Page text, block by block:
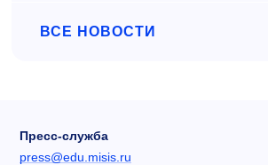
ВСЕ НОВОСТИ
Пресс-служба
press@edu.misis.ru